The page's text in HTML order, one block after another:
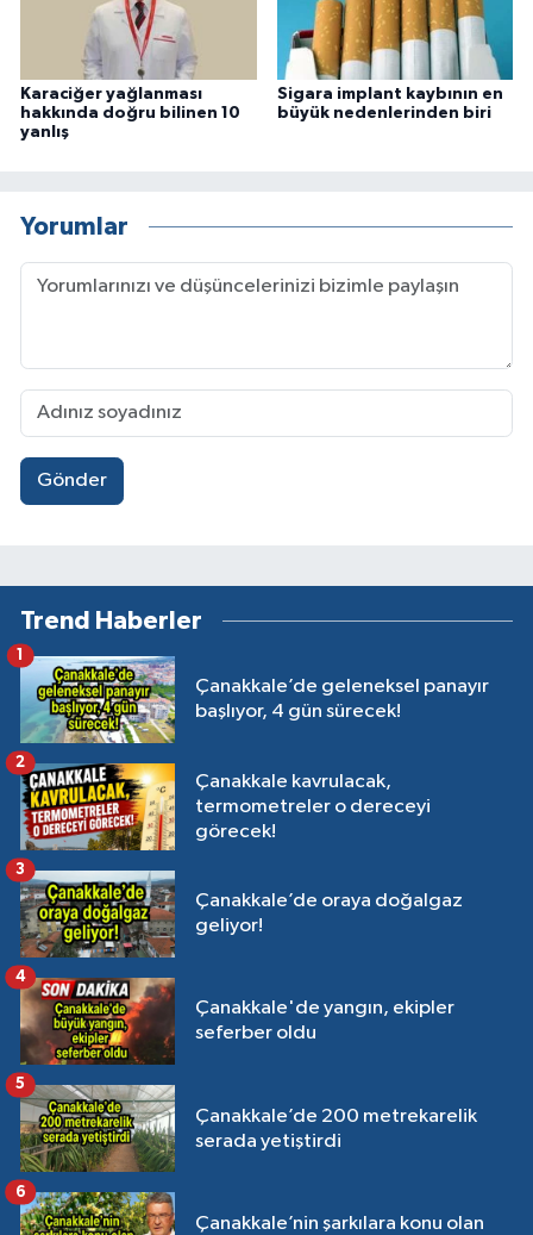
Karaciğer yağlanması
hakkında doğru bilinen 10
yanlış
Sigara implant kaybının en
büyük nedenlerinden biri
Yorumlar
Gönder
Trend Haberler
Çanakkale’de geleneksel panayır
başlıyor, 4 gün sürecek!
1
Çanakkale kavrulacak,
termometreler o dereceyi
görecek!
2
Çanakkale’de oraya doğalgaz
geliyor!
3
Çanakkale'de yangın, ekipler
seferber oldu
4
Çanakkale’de 200 metrekarelik
serada yetiştirdi
5
Çanakkale’nin şarkılara konu olan
6